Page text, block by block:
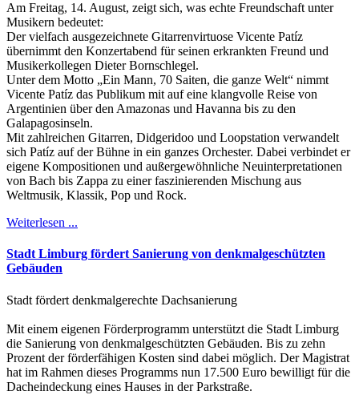
Am Freitag, 14. August, zeigt sich, was echte Freundschaft unter
Musikern bedeutet:
Der vielfach ausgezeichnete Gitarrenvirtuose Vicente Patíz
übernimmt den Konzertabend für seinen erkrankten Freund und
Musikerkollegen Dieter Bornschlegel.
Unter dem Motto „Ein Mann, 70 Saiten, die ganze Welt“ nimmt
Vicente Patíz das Publikum mit auf eine klangvolle Reise von
Argentinien über den Amazonas und Havanna bis zu den
Galapagosinseln.
Mit zahlreichen Gitarren, Didgeridoo und Loopstation verwandelt
sich Patíz auf der Bühne in ein ganzes Orchester. Dabei verbindet er
eigene Kompositionen und außergewöhnliche Neuinterpretationen
von Bach bis Zappa zu einer faszinierenden Mischung aus
Weltmusik, Klassik, Pop und Rock.
Weiterlesen ...
Stadt Limburg fördert Sanierung von denkmalgeschützten
Gebäuden
Stadt fördert denkmalgerechte Dachsanierung
Mit einem eigenen Förderprogramm unterstützt die Stadt Limburg
die Sanierung von denkmalgeschützten Gebäuden. Bis zu zehn
Prozent der förderfähigen Kosten sind dabei möglich. Der Magistrat
hat im Rahmen dieses Programms nun 17.500 Euro bewilligt für die
Dacheindeckung eines Hauses in der Parkstraße.